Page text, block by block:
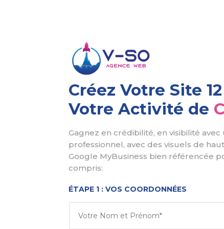
Créez Votre Site
Votre Activité de
Gagnez en crédibilité, en visibilité
professionnel, avec des visuels de
Google MyBusiness bien référencée
compris:
ÉTAPE 1 : VOS COORDONNÉES